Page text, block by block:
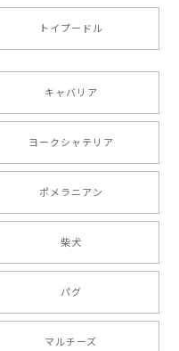
名前や電話番号も分か
うございました❁⃘*.ﾟ
くお願いいたします。
【 自然に囲まれた ダックスフンド 】 キャニスター 保存容器 お家用 プレゼント 犬 ペット うちの子 犬グッズ
【 ボーダーコリー 水彩画風 毛色4色 】 手帳 スマホケース 犬 うちの子 iPhone & Android
だけ少し不安になり
です。 本当に可愛
トイプードル
キャバリア
ヨークシャテリア
ポメラニアン
柴犬
パグ
マルチーズ